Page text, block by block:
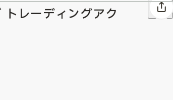
『ONE PIECE magazine 021 ONE PIECEカード付き同梱版』発売延期のご案内
トレーディングアク